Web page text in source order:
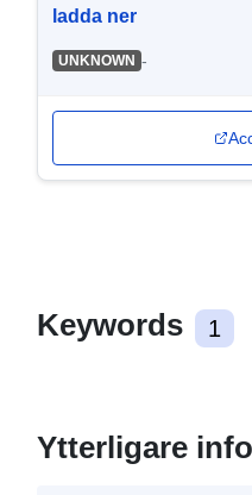
ladda ner
UNKNOWN -
Keywords 1
Ytterligare